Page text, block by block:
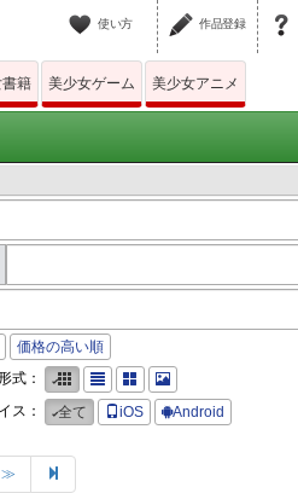
使い方 作品登録
籍 美少女ゲーム 美少女アニメ
価格の高い順
式：
ス： 全て iOS Android
≫